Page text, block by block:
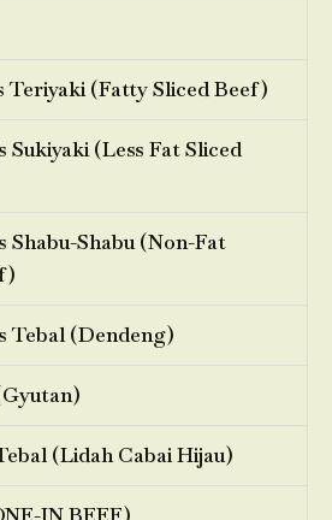
Teriyaki (Fatty Sliced Beef)
(Less Fat Sliced
Shabu-Shabu (Non-Fat
Tebal (Dendeng)
(Lidah Cabai Hijau)